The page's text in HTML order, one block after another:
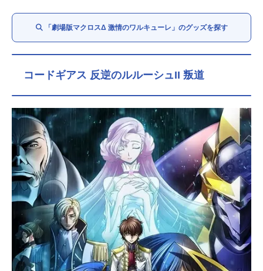
「劇場版マクロスΔ 激情のワルキューレ」のグッズを探す
コードギアス 反逆のルルーシュII 叛道